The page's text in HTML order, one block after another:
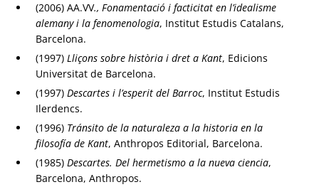
(2006) AA.VV., Fonamentació i facticitat en l’idealisme
alemany i la fenomenologia, Institut Estudis Catalans,
Barcelona.
(1997) Lliçons sobre història i dret a Kant, Edicions
Universitat de Barcelona.
(1997) Descartes i l’esperit del Barroc, Institut Estudis
Ilerdencs.
(1996) Tránsito de la naturaleza a la historia en la
filosofía de Kant, Anthropos Editorial, Barcelona.
(1985) Descartes. Del hermetismo a la nueva ciencia,
Barcelona, Anthropos.